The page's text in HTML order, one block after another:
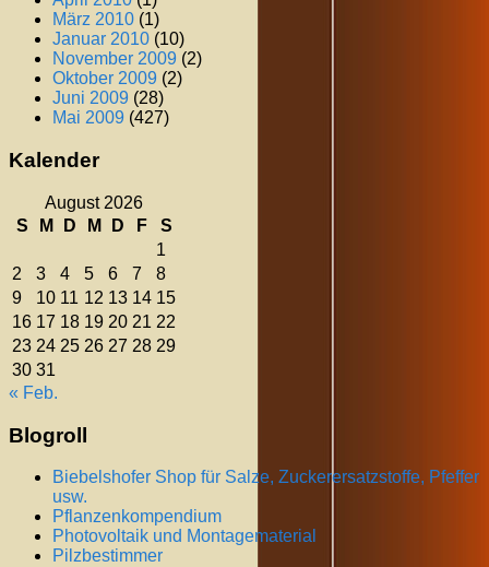
März 2010 (1)
Januar 2010 (10)
November 2009 (2)
Oktober 2009 (2)
Juni 2009 (28)
Mai 2009 (427)
Kalender
August 2026
S
M D M D F
S
1
2
3 4 5 6 7
8
9
10 11 12 13 14 15
16 17 18 19 20 21 22
23 24 25 26 27 28 29
30 31
« Feb.
Blogroll
Biebelshofer Shop für Salze, Zuckerersatzstoffe, Pfeffer
usw.
Pflanzenkompendium
Photovoltaik und Montagematerial
Pilzbestimmer